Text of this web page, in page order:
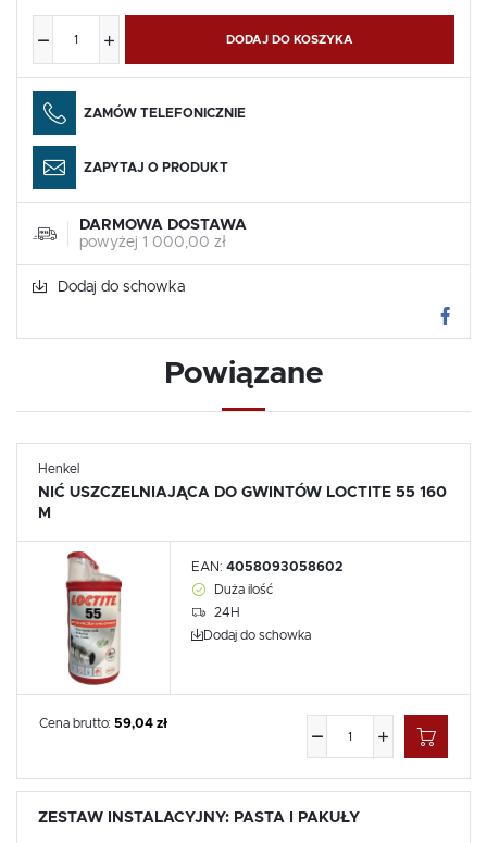
DODAJ DO KOSZYKA
ZAMÓW TELEFONICZNIE
ZAPYTAJ O PRODUKT
DARMOWA DOSTAWA
powyżej 1 000,00 zł
Dodaj do schowka
Powiązane
Henkel
NIĆ USZCZELNIAJĄCA DO GWINTÓW LOCTITE 55 160
M
EAN: 4058093058602
Duża ilość
24H
Dodaj do schowka
Cena brutto: 59,04 zł
ZESTAW INSTALACYJNY: PASTA I PAKUŁY